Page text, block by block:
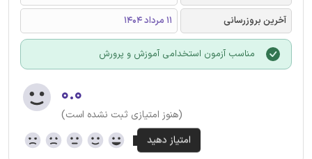
آخرین بروزرسانی
11 مرداد 1404
مناسب آزمون استخدامی آموزش و پرورش
۰.۰
(هنوز امتیازی ثبت نشده است)